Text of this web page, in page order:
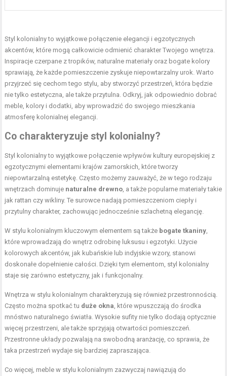
Styl kolonialny to wyjątkowe połączenie elegancji i egzotycznych
akcentów, które mogą całkowicie odmienić charakter Twojego wnętrza.
Inspiracje czerpane z tropików, naturalne materiały oraz bogate kolory
sprawiają, że każde pomieszczenie zyskuje niepowtarzalny urok. Warto
przyjrzeć się cechom tego stylu, aby stworzyć przestrzeń, która będzie
nie tylko estetyczna, ale także przytulna. Odkryj, jak odpowiednio dobrać
meble, kolory i dodatki, aby wprowadzić do swojego mieszkania
atmosferę kolonialnej elegancji.
Co charakteryzuje styl kolonialny?
Styl kolonialny to wyjątkowe połączenie wpływów kultury europejskiej z
egzotycznymi elementami krajów zamorskich, które tworzy
niepowtarzalną estetykę. Często możemy zauważyć, że w tego rodzaju
wnętrzach dominuje naturalne drewno , a także popularne materiały takie
jak rattan czy wikliny. Te surowce nadają pomieszczeniom ciepły i
przytulny charakter, zachowując jednocześnie szlachetną elegancję.
W stylu kolonialnym kluczowym elementem są także bogate tkaniny
które wprowadzają do wnętrz odrobinę luksusu i egzotyki. Użycie
kolorowych akcentów, jak kubańskie lub indyjskie wzory, stanowi
doskonałe dopełnienie całości. Dzięki tym elementom, styl kolonialny
staje się zarówno estetyczny, jak i funkcjonalny.
Wnętrza w stylu kolonialnym charakteryzują się również przestronnością.
Często można spotkać tu duże okna , które wpuszczają do środka
mnóstwo naturalnego światła. Wysokie sufity nie tylko dodają optycznie
więcej przestrzeni, ale także sprzyjają otwartości pomieszczeń.
Przestronne układy pozwalają na swobodną aranżację, co sprawia, że
taka przestrzeń wydaje się bardziej zapraszająca.
Co więcej, meble w stylu kolonialnym zazwyczaj nawiązują do